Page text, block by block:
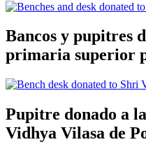
Bancos y pupitres
primaria superior
Pupitre donado a
Vidhya Vilasa de